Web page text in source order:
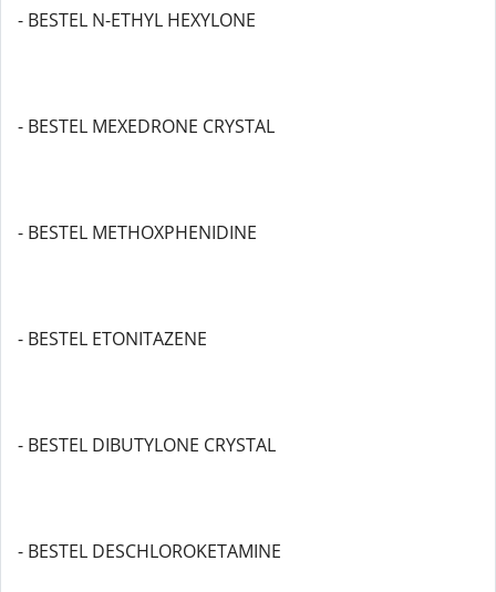
- BESTEL N-ETHYL HEXYLONE
- BESTEL MEXEDRONE CRYSTAL
- BESTEL METHOXPHENIDINE
- BESTEL ETONITAZENE
- BESTEL DIBUTYLONE CRYSTAL
- BESTEL DESCHLOROKETAMINE